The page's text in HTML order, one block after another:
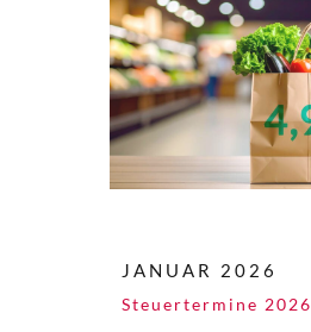
JANUAR 2026
Steuertermine 2026